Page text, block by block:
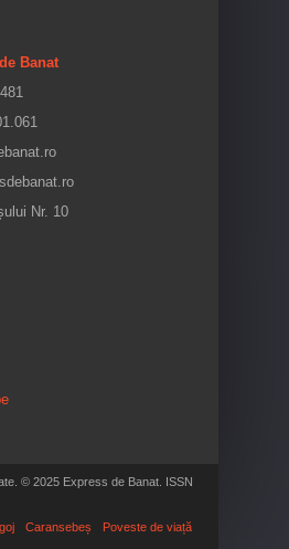
Banat
Nr. 10
© 2025 Express de Banat. ISSN
Caransebeș Poveste de viață